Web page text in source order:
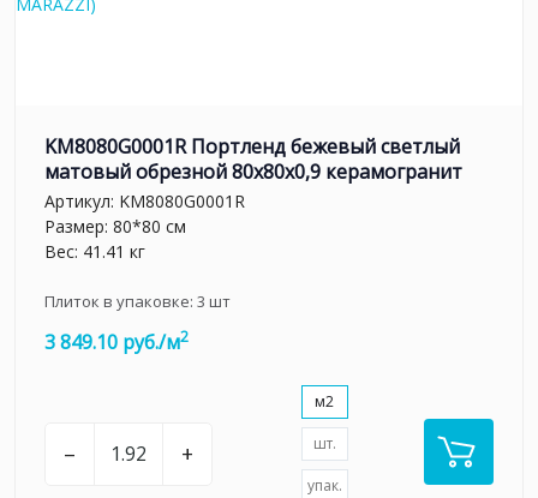
KM8080G0001R Портленд бежевый светлый
матовый обрезной 80x80x0,9 керамогранит
Артикул: KM8080G0001R
Размер: 80*80 см
Вес: 41.41 кг
Плиток в упаковке: 3 шт
3 849.10 руб./м2
– +
м2
шт.
упак.